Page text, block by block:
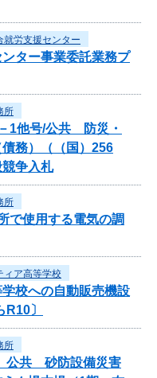
就労支援センター
ター事業委託業務プ
所
1他号/公共 防災・
務）（（国）256
争入札
所
で使用する電気の調
ィア高等学校
校への自動販売機設
〕
所
公共 砂防設備災害